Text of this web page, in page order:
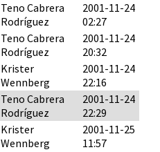
Teno Cabrera
Rodríguez
2001-11-24
02:27
Teno Cabrera
Rodríguez
2001-11-24
20:32
Krister
Wennberg
2001-11-24
22:16
Teno Cabrera
Rodríguez
2001-11-24
22:29
Krister
Wennberg
2001-11-25
11:57